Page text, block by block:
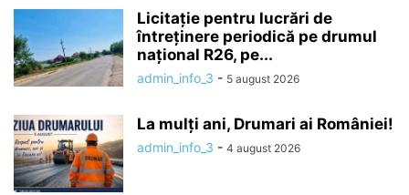
Licitație pentru lucrări de
întreținere periodică pe drumul
național R26, pe...
admin_info_3 - 5 august 2026
La mulți ani, Drumari ai României!
admin_info_3 - 4 august 2026